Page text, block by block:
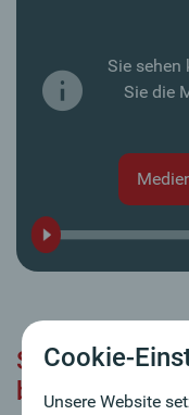
Sie sehen
Sie die
Schnell und
bezahlen.
Cookie-
Unsere Website